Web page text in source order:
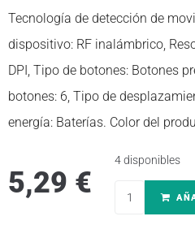
Tecnología de detección de
dispositivo: RF inalámbrico,
DPI, Tipo de botones: Botones
botones: 6, Tipo de
energía: Baterías. Color del
5,29 €
4 disponibles